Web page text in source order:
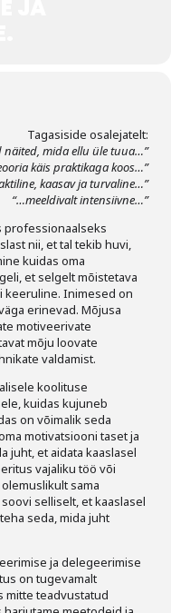
Tagasiside osalejatelt:
näited, mida ellu üle tuua…”
käis praktikaga koos…”
kaasav ja turvaline…”
“…meeldivalt intensiivne…”
professionaalseks
nii, et tal tekib huvi,
kuidas oma
et selgelt mõistetava
keeruline. Inimesed on
erinevad. Mõjusa
motiveerivate
mõju loovate
valdamist.
koolituse
kuidas kujuneb
on võimalik seda
motivatsiooni taset ja
juht, et aidata kaaslasel
vajaliku töö või
sama
selliselt, et kaaslasel
seda, mida juht
ja delegeerimise
on tugevamalt
mitte teadvustatud